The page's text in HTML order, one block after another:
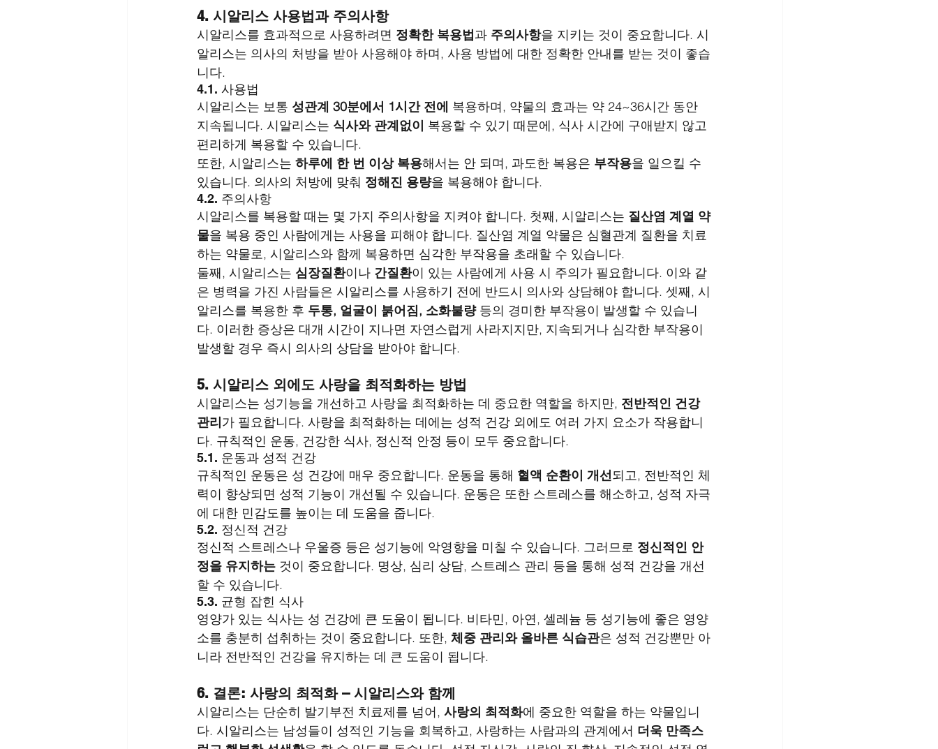
4. 시알리스 사용법과 주의사항
시알리스를 효과적으로 사용하려면 정확한 복용법과 주의사항을 지키는 것이 중요합니다. 시
알리스는 의사의 처방을 받아 사용해야 하며, 사용 방법에 대한 정확한 안내를 받는 것이 좋습
니다.
4.1. 사용법
시알리스는 보통 성관계 30분에서 1시간 전에 복용하며, 약물의 효과는 약 24~36시간 동안
지속됩니다. 시알리스는 식사와 관계없이 복용할 수 있기 때문에, 식사 시간에 구애받지 않고
편리하게 복용할 수 있습니다.
또한, 시알리스는 하루에 한 번 이상 복용해서는 안 되며, 과도한 복용은 부작용을 일으킬 수
있습니다. 의사의 처방에 맞춰 정해진 용량을 복용해야 합니다.
4.2. 주의사항
시알리스를 복용할 때는 몇 가지 주의사항을 지켜야 합니다. 첫째, 시알리스는 질산염 계열 약
물을 복용 중인 사람에게는 사용을 피해야 합니다. 질산염 계열 약물은 심혈관계 질환을 치료
하는 약물로, 시알리스와 함께 복용하면 심각한 부작용을 초래할 수 있습니다.
둘째, 시알리스는 심장질환이나 간질환이 있는 사람에게 사용 시 주의가 필요합니다. 이와 같
은 병력을 가진 사람들은 시알리스를 사용하기 전에 반드시 의사와 상담해야 합니다. 셋째, 시
알리스를 복용한 후 두통, 얼굴이 붉어짐, 소화불량 등의 경미한 부작용이 발생할 수 있습니
다. 이러한 증상은 대개 시간이 지나면 자연스럽게 사라지지만, 지속되거나 심각한 부작용이
발생할 경우 즉시 의사의 상담을 받아야 합니다.
5. 시알리스 외에도 사랑을 최적화하는 방법
시알리스는 성기능을 개선하고 사랑을 최적화하는 데 중요한 역할을 하지만, 전반적인 건강
관리가 필요합니다. 사랑을 최적화하는 데에는 성적 건강 외에도 여러 가지 요소가 작용합니
다. 규칙적인 운동, 건강한 식사, 정신적 안정 등이 모두 중요합니다.
5.1. 운동과 성적 건강
규칙적인 운동은 성 건강에 매우 중요합니다. 운동을 통해 혈액 순환이 개선되고, 전반적인 체
력이 향상되면 성적 기능이 개선될 수 있습니다. 운동은 또한 스트레스를 해소하고, 성적 자극
에 대한 민감도를 높이는 데 도움을 줍니다.
5.2. 정신적 건강
정신적 스트레스나 우울증 등은 성기능에 악영향을 미칠 수 있습니다. 그러므로 정신적인 안
정을 유지하는 것이 중요합니다. 명상, 심리 상담, 스트레스 관리 등을 통해 성적 건강을 개선
할 수 있습니다.
5.3. 균형 잡힌 식사
영양가 있는 식사는 성 건강에 큰 도움이 됩니다. 비타민, 아연, 셀레늄 등 성기능에 좋은 영양
소를 충분히 섭취하는 것이 중요합니다. 또한, 체중 관리와 올바른 식습관은 성적 건강뿐만 아
니라 전반적인 건강을 유지하는 데 큰 도움이 됩니다.
6. 결론: 사랑의 최적화 – 시알리스와 함께
시알리스는 단순히 발기부전 치료제를 넘어, 사랑의 최적화에 중요한 역할을 하는 약물입니
다. 시알리스는 남성들이 성적인 기능을 회복하고, 사랑하는 사람과의 관계에서 더욱 만족스